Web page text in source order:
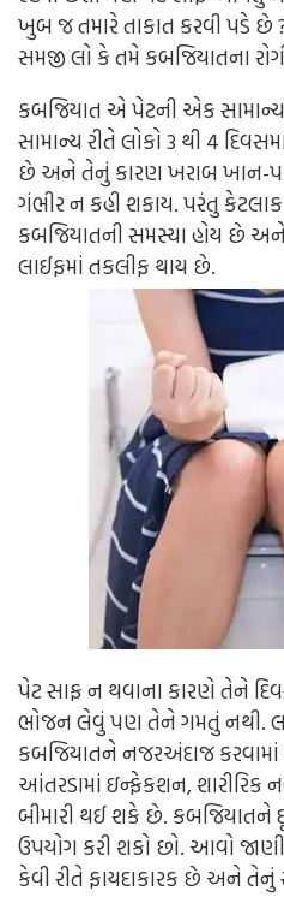
ખુબ જ તમારે તાકાત કરવી પડે છે
સમજી લો કે તમે કબજિયાતના
કબજિયાત એ પેટની એક
સામાન્ય રીતે લોકો 3 થી 4
છે અને તેનું કારણ ખરાબ ખાન-
ગંભીર ન કહી શકાય. પરંતુ કેટલાક
કબજિયાતની સમસ્યા હોય છે
લાઈફમાં તકલીફ થાય છે.
પેટ સાફ ન થવાના કારણે તેને
ભોજન લેવું પણ તેને ગમતું નથી.
કબજિયાતને નજરઅંદાજ
આંતરડામાં ઇન્ફેકશન,
બીમારી થઈ શકે છે. કબજિયાતને
ઉપયોગ કરી શકો છો. આવો
કેવી રીતે ફાયદાકારક છે અને